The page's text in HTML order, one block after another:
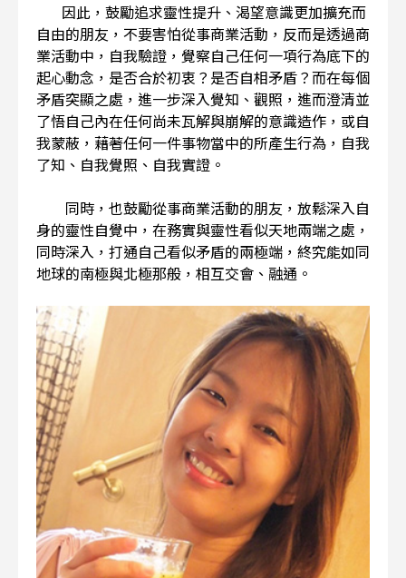
因此，鼓勵追求靈性提升、渴望意識更加擴充而
自由的朋友，不要害怕從事商業活動，反而是透過商
業活動中，自我驗證，覺察自己任何一項行為底下的
起心動念，是否合於初衷？是否自相矛盾？而在每個
矛盾突顯之處，進一步深入覺知、觀照，進而澄清並
了悟自己內在任何尚未瓦解與崩解的意識造作，或自
我蒙蔽，藉著任何一件事物當中的所產生行為，自我
了知、自我覺照、自我實證。
同時，也鼓勵從事商業活動的朋友，放鬆深入自
身的靈性自覺中，在務實與靈性看似天地兩端之處，
同時深入，打通自己看似矛盾的兩極端，終究能如同
地球的南極與北極那般，相互交會、融通。